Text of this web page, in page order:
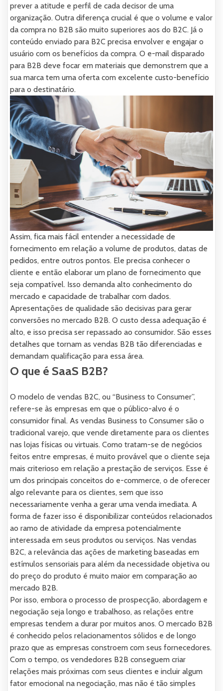
prever a atitude e perfil de cada decisor de uma
organização. Outra diferença crucial é que o volume e valor
da compra no B2B são muito superiores aos do B2C. Já o
conteúdo enviado para B2C precisa envolver e engajar o
usuário com os benefícios da compra. O e-mail disparado
para B2B deve focar em materiais que demonstrem que a
sua marca tem uma oferta com excelente custo-benefício
para o destinatário.
Assim, fica mais fácil entender a necessidade de
fornecimento em relação a volume de produtos, datas de
pedidos, entre outros pontos. Ele precisa conhecer o
cliente e então elaborar um plano de fornecimento que
seja compatível. Isso demanda alto conhecimento do
mercado e capacidade de trabalhar com dados.
Apresentações de qualidade são decisivas para gerar
conversões no mercado B2B. O custo dessa adequação é
alto, e isso precisa ser repassado ao consumidor. São esses
detalhes que tornam as vendas B2B tão diferenciadas e
demandam qualificação para essa área.
O que é SaaS B2B?
O modelo de vendas B2C, ou “Business to Consumer”,
refere-se às empresas em que o público-alvo é o
consumidor final. As vendas Business to Consumer são o
tradicional varejo, que vende diretamente para os clientes
nas lojas físicas ou virtuais. Como tratam-se de negócios
feitos entre empresas, é muito provável que o cliente seja
mais criterioso em relação a prestação de serviços. Esse é
um dos principais conceitos do e-commerce, o de oferecer
algo relevante para os clientes, sem que isso
necessariamente venha a gerar uma venda imediata. A
forma de fazer isso é disponibilizar conteúdos relacionados
ao ramo de atividade da empresa potencialmente
interessada em seus produtos ou serviços. Nas vendas
B2C, a relevância das ações de marketing baseadas em
estímulos sensoriais para além da necessidade objetiva ou
do preço do produto é muito maior em comparação ao
mercado B2B.
Por isso, embora o processo de prospecção, abordagem e
negociação seja longo e trabalhoso, as relações entre
empresas tendem a durar por muitos anos. O mercado B2B
é conhecido pelos relacionamentos sólidos e de longo
prazo que as empresas constroem com seus fornecedores.
Com o tempo, os vendedores B2B conseguem criar
relações mais próximas com seus clientes e incluir algum
fator emocional na negociação, mas não é tão simples